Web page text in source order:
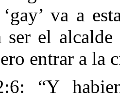
va a
ser el
entrar a la
“Y